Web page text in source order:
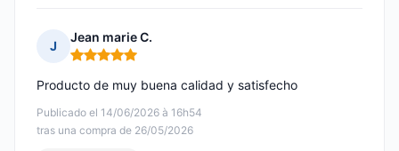
J
Jean marie C.
Nota: 5 de 5
Publicado el 14/06/2026 à 16h54
tras una compra de 26/05/2026
Producto de muy buena calidad y satisfecho